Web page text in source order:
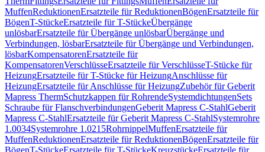
MuffenReduktionenErsatzteile für ReduktionenBögenErsatzteile für
BögenT-StückeErsatzteile für T-StückeÜbergänge
unlösbarErsatzteile für Übergänge unlösbarÜbergänge und
Verbindungen, lösbarErsatzteile für Übergänge und Verbindungen,
lösbarKompensatorenErsatzteile für
KompensatorenVerschlüsseErsatzteile für VerschlüsseT-Stücke für
HeizungErsatzteile für T-Stücke für HeizungAnschlüsse für
HeizungErsatzteile für Anschlüsse für HeizungZubehör für Geberit
Mapress ThermSchutzkappen für RohrendeSystemdichtungenSets
Schraube für FlanschverbindungenGeberit Mapress C-StahlGeberit
Mapress C-StahlErsatzteile für Geberit Mapress C-StahlSystemrohre
1.0034Systemrohre 1.0215RohrnippelMuffenErsatzteile für
MuffenReduktionenErsatzteile für ReduktionenBögenErsatzteile für
BögenT-StückeErsatzteile für T-StückeKreuzstückeErsatzteile für